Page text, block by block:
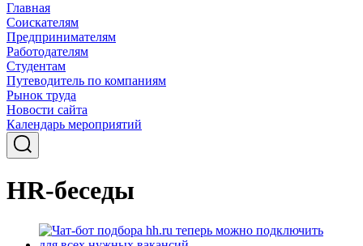
Главная
Соискателям
Предпринимателям
Работодателям
Студентам
Путеводитель по компаниям
Рынок труда
Новости сайта
Календарь мероприятий
HR-беседы